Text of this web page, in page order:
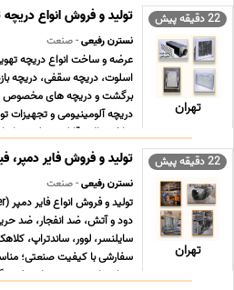
22 دقیقه پیش
تهران
تولید و فروش انواع دریچه
نسترن رفیعی- صنعت
عرضه و ساخت انواع دریچه
اسلوت، دریچه سقفی، دریچه
برگشت و دریچه های مخصوص
دریچه آلومینیومی و تجهیزات
ساخت بالا و قابلیت تولید
22 دقیقه پیش
تهران
تولید و فروش فایر دمپر،
نسترن رفیعی- صنعت
دود و آتش، ضد انفجار، ضد
سایلنسر، لوور، ساندتراپ،
سفارشی با کیفیت صنعتی؛
بیمارستانی، مترو، صنایع